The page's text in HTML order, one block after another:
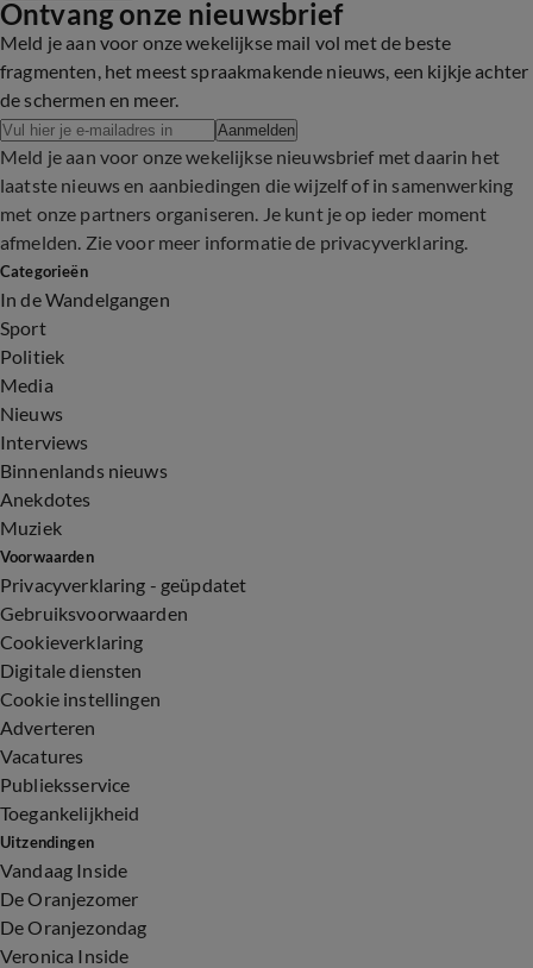
Ontvang onze nieuwsbrief
Meld je aan voor onze wekelijkse mail vol met de beste
fragmenten, het meest spraakmakende nieuws, een kijkje achter
de schermen en meer.
Aanmelden
Meld je aan voor onze wekelijkse nieuwsbrief met daarin het
laatste nieuws en aanbiedingen die wijzelf of in samenwerking
met onze partners organiseren. Je kunt je op ieder moment
afmelden. Zie voor meer informatie de privacyverklaring.
Categorieën
In de Wandelgangen
Sport
Politiek
Media
Nieuws
Interviews
Binnenlands nieuws
Anekdotes
Muziek
Voorwaarden
Privacyverklaring - geüpdatet
Gebruiksvoorwaarden
Cookieverklaring
Digitale diensten
Cookie instellingen
Adverteren
Vacatures
Publieksservice
Toegankelijkheid
Uitzendingen
Vandaag Inside
De Oranjezomer
De Oranjezondag
Veronica Inside